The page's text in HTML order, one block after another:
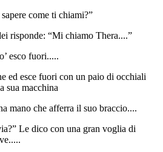
come ti chiami?”
risponde: “Mi chiamo Thera....”
esco fuori.....
ed esce fuori con un paio di occhiali
sua macchina
mano che afferra il suo braccio....
Le dico con una gran voglia di